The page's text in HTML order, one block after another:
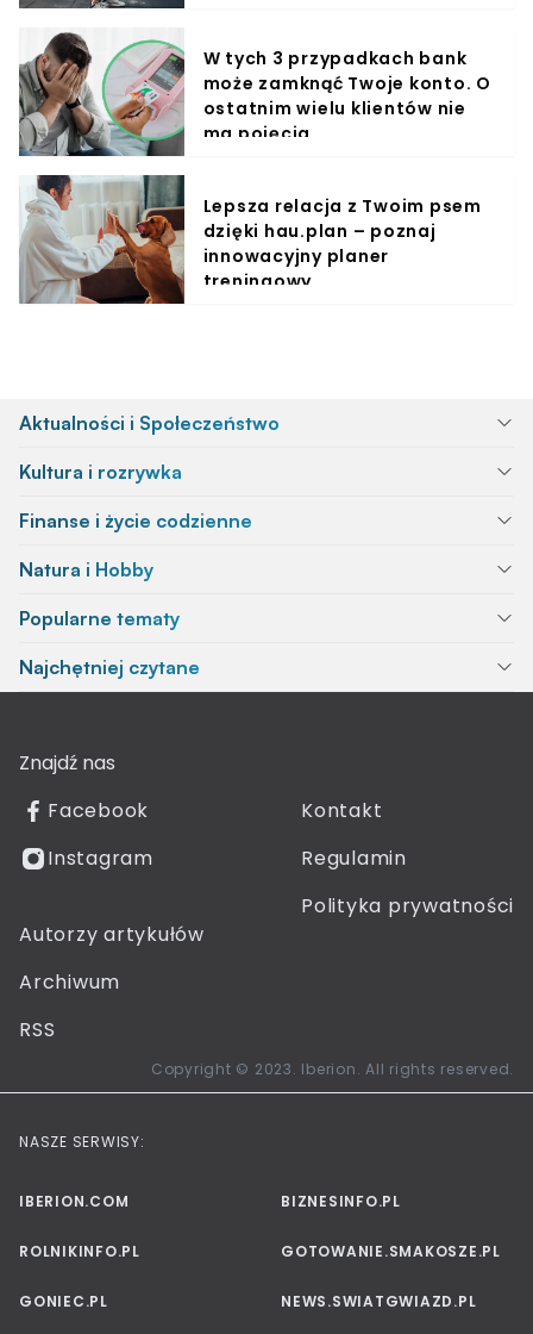
W tych 3 przypadkach bank
może zamknąć Twoje konto. O
ostatnim wielu klientów nie
ma pojęcia
Lepsza relacja z Twoim psem
dzięki hau.plan – poznaj
innowacyjny planer
treningowy
Aktualności i Społeczeństwo
Kultura i rozrywka
Finanse i życie codzienne
Natura i Hobby
Popularne tematy
Najchętniej czytane
Znajdź nas
Facebook
Instagram
Kontakt
Regulamin
Polityka prywatności
Autorzy artykułów
Archiwum
RSS
Copyright © 2023. Iberion. All rights reserved.
NASZE SERWISY:
IBERION.COM BIZNESINFO.PL
ROLNIKINFO.PL GOTOWANIE.SMAKOSZE.PL
GONIEC.PL NEWS.SWIATGWIAZD.PL